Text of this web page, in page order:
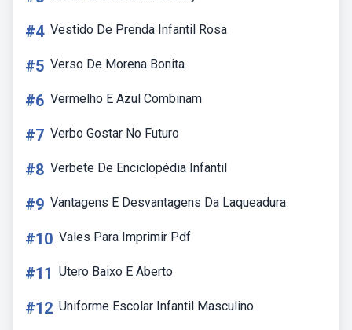
#4 Vestido De Prenda Infantil Rosa
#5 Verso De Morena Bonita
#6 Vermelho E Azul Combinam
#7 Verbo Gostar No Futuro
#8 Verbete De Enciclopédia Infantil
#9 Vantagens E Desvantagens Da Laqueadura
#10 Vales Para Imprimir Pdf
#11 Utero Baixo E Aberto
#12 Uniforme Escolar Infantil Masculino